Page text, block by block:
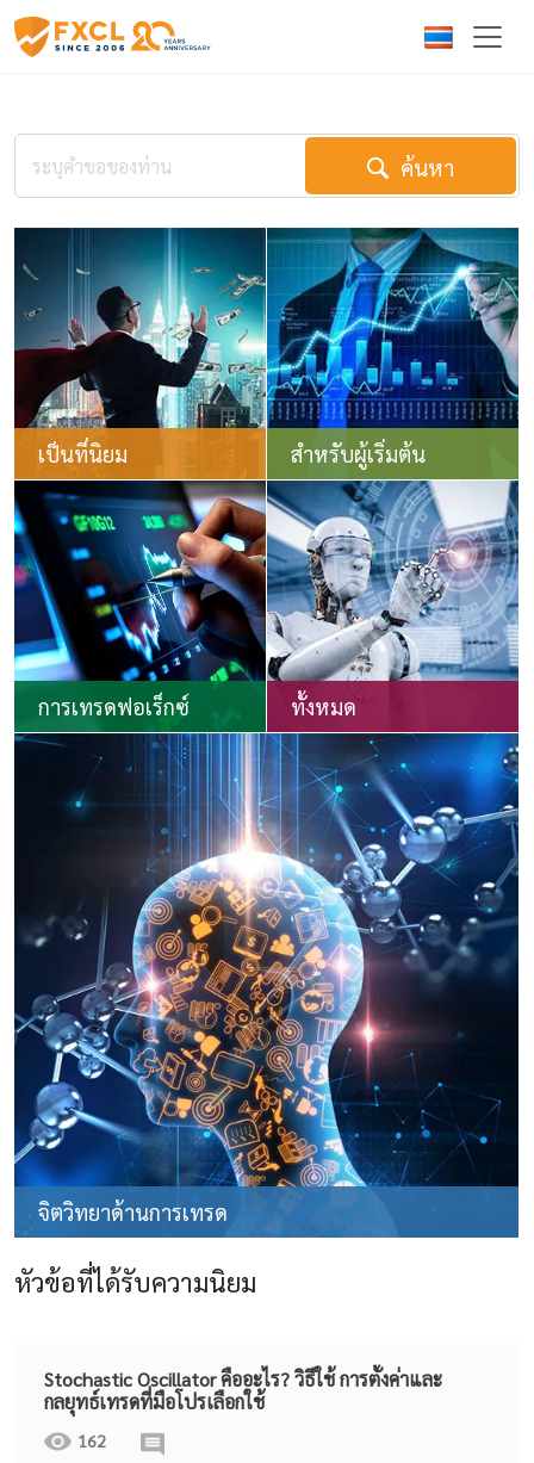
ค้นหา
เป็นที่นิยม สำหรับผู้เริ่มต้น
การเทรดฟอเร็กซ์ ทั้งหมด
จิตวิทยาด้านการเทรด
หัวข้อที่ได้รับความนิยม
Stochastic Oscillator คืออะไร? วิธีใช้ การตั้งค่าและ
กลยุทธ์เทรดที่มือโปรเลือกใช้
162